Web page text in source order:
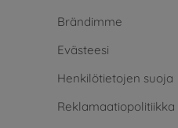
Brändimme
Evästeesi
Henkilötietojen suoja
Reklamaatiopolitiikka